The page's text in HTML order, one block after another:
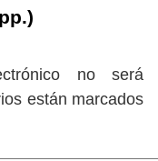
no será
están marcados